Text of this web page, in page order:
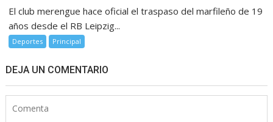
El club merengue hace oficial el traspaso del marfileño de 19
años desde el RB Leipzig...
Deportes Principal
DEJA UN COMENTARIO